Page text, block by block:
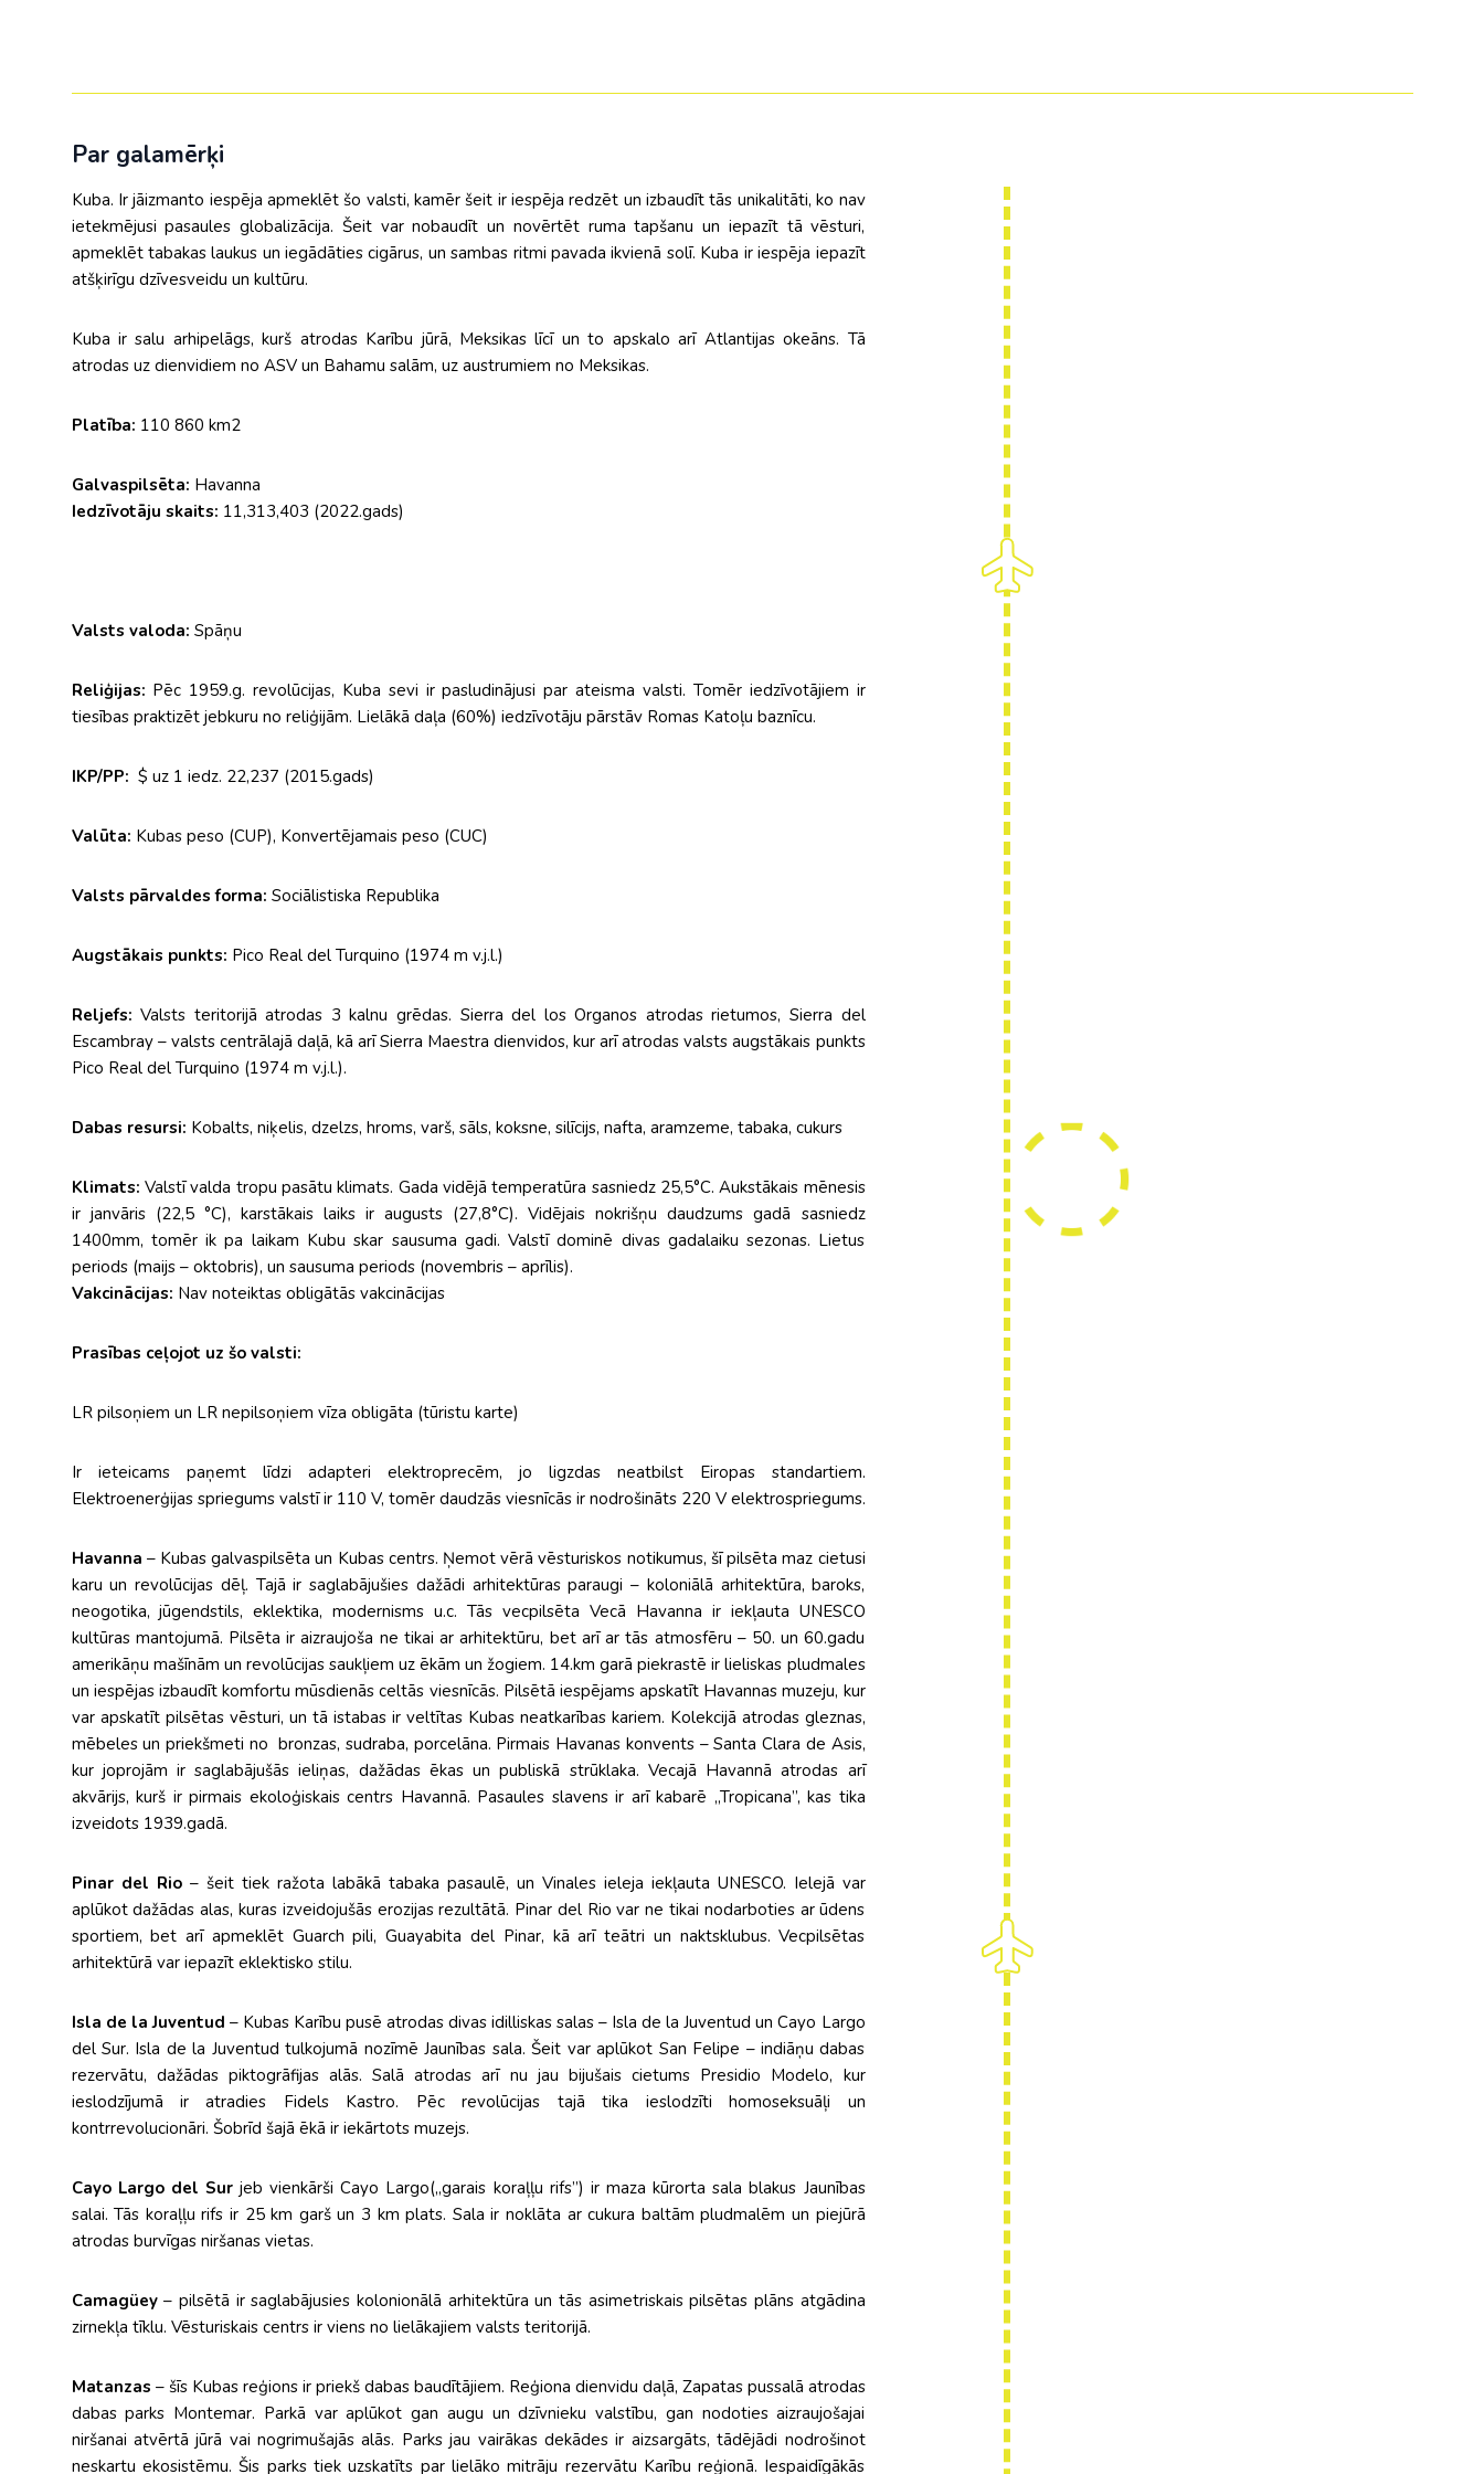
Par galamērķi
Kuba. Ir jāizmanto iespēja apmeklēt šo valsti, kamēr šeit ir iespēja redzēt un izbaudīt tās unikalitāti, ko nav
ietekmējusi pasaules globalizācija. Šeit var nobaudīt un novērtēt ruma tapšanu un iepazīt tā vēsturi,
apmeklēt tabakas laukus un iegādāties cigārus, un sambas ritmi pavada ikvienā solī. Kuba ir iespēja iepazīt
atšķirīgu dzīvesveidu un kultūru.
Kuba ir salu arhipelāgs, kurš atrodas Karību jūrā, Meksikas līcī un to apskalo arī Atlantijas okeāns. Tā
atrodas uz dienvidiem no ASV un Bahamu salām, uz austrumiem no Meksikas.
Platība: 110 860 km2
Galvaspilsēta: Havanna
Iedzīvotāju skaits: 11,313,403 (2022.gads)
Valsts valoda: Spāņu
Reliģijas: Pēc 1959.g. revolūcijas, Kuba sevi ir pasludinājusi par ateisma valsti. Tomēr iedzīvotājiem ir
tiesības praktizēt jebkuru no reliģijām. Lielākā daļa (60%) iedzīvotāju pārstāv Romas Katoļu baznīcu.
IKP/PP: $ uz 1 iedz. 22,237 (2015.gads)
Valūta: Kubas peso (CUP), Konvertējamais peso (CUC)
Valsts pārvaldes forma: Sociālistiska Republika
Augstākais punkts: Pico Real del Turquino (1974 m v.j.l.)
Reljefs:Valsts teritorijā atrodas 3 kalnu grēdas. Sierra del los Organos atrodas rietumos, Sierra del
Escambray – valsts centrālajā daļā, kā arī Sierra Maestra dienvidos, kur arī atrodas valsts augstākais punkts
Pico Real del Turquino (1974 m v.j.l.).
Dabas resursi: Kobalts, niķelis, dzelzs, hroms, varš, sāls, koksne, silīcijs, nafta, aramzeme, tabaka, cukurs
Klimats: Valstī valda tropu pasātu klimats. Gada vidējā temperatūra sasniedz 25,5°C. Aukstākais mēnesis
ir janvāris (22,5 °C), karstākais laiks ir augusts (27,8°C). Vidējais nokrišņu daudzums gadā sasniedz
1400mm, tomēr ik pa laikam Kubu skar sausuma gadi. Valstī dominē divas gadalaiku sezonas. Lietus
periods (maijs – oktobris), un sausuma periods (novembris – aprīlis).
Vakcinācijas: Nav noteiktas obligātās vakcinācijas
Prasības ceļojot uz šo valsti:
LR pilsoņiem un LR nepilsoņiem vīza obligāta (tūristu karte)
Ir ieteicams paņemt līdzi adapteri elektroprecēm, jo ligzdas neatbilst Eiropas standartiem.
Elektroenerģijas spriegums valstī ir 110 V, tomēr daudzās viesnīcās ir nodrošināts 220 V elektrospriegums.
Havanna – Kubas galvaspilsēta un Kubas centrs. Ņemot vērā vēsturiskos notikumus, šī pilsēta maz cietusi
karu un revolūcijas dēļ. Tajā ir saglabājušies dažādi arhitektūras paraugi – koloniālā arhitektūra, baroks,
neogotika, jūgendstils, eklektika, modernisms u.c. Tās vecpilsēta Vecā Havanna ir iekļauta UNESCO
kultūras mantojumā. Pilsēta ir aizraujoša ne tikai ar arhitektūru, bet arī ar tās atmosfēru – 50. un 60.gadu
amerikāņu mašīnām un revolūcijas saukļiem uz ēkām un žogiem. 14.km garā piekrastē ir lieliskas pludmales
un iespējas izbaudīt komfortu mūsdienās celtās viesnīcās. Pilsētā iespējams apskatīt Havannas muzeju, kur
var apskatīt pilsētas vēsturi, un tā istabas ir veltītas Kubas neatkarības kariem. Kolekcijā atrodas gleznas,
mēbeles un priekšmeti no bronzas, sudraba, porcelāna. Pirmais Havanas konvents – Santa Clara de Asis,
kur joprojām ir saglabājušās ieliņas, dažādas ēkas un publiskā strūklaka. Vecajā Havannā atrodas arī
akvārijs, kurš ir pirmais ekoloģiskais centrs Havannā. Pasaules slavens ir arī kabarē „Tropicana”, kas tika
izveidots 1939.gadā.
Pinar del Rio – šeit tiek ražota labākā tabaka pasaulē, un Vinales ieleja iekļauta UNESCO. Ielejā var
aplūkot dažādas alas, kuras izveidojušās erozijas rezultātā. Pinar del Rio var ne tikai nodarboties ar ūdens
sportiem, bet arī apmeklēt Guarch pili, Guayabita del Pinar, kā arī teātri un naktsklubus. Vecpilsētas
arhitektūrā var iepazīt eklektisko stilu.
Isla de la Juventud – Kubas Karību pusē atrodas divas idilliskas salas – Isla de la Juventud un Cayo Largo
del Sur. Isla de la Juventud tulkojumā nozīmē Jaunības sala. Šeit var aplūkot San Felipe – indiāņu dabas
rezervātu, dažādas piktogrāfijas alās. Salā atrodas arī nu jau bijušais cietums Presidio Modelo, kur
ieslodzījumā ir atradies Fidels Kastro. Pēc revolūcijas tajā tika ieslodzīti homoseksuāļi un
kontrrevolucionāri. Šobrīd šajā ēkā ir iekārtots muzejs.
Cayo Largo del Surjeb vienkārši Cayo Largo(„garais koraļļu rifs”) ir maza kūrorta sala blakus Jaunības
salai. Tās koraļļu rifs ir 25 km garš un 3 km plats. Sala ir noklāta ar cukura baltām pludmalēm un piejūrā
atrodas burvīgas niršanas vietas.
Camagüey– pilsētā ir saglabājusies kolonionālā arhitektūra un tās asimetriskais pilsētas plāns atgādina
zirnekļa tīklu. Vēsturiskais centrs ir viens no lielākajiem valsts teritorijā.
Matanzas – šīs Kubas reģions ir priekš dabas baudītājiem. Reģiona dienvidu daļā, Zapatas pussalā atrodas
dabas parks Montemar. Parkā var aplūkot gan augu un dzīvnieku valstību, gan nodoties aizraujošajai
niršanai atvērtā jūrā vai nogrimušajās alās. Parks jau vairākas dekādes ir aizsargāts, tādējādi nodrošinot
neskartu ekosistēmu. Šis parks tiek uzskatīts par lielāko mitrāju rezervātu Karību reģionā. Iespaidīgākās